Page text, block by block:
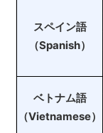
スペイン語
（Spanish）
ベトナム語
（Vietnamese）